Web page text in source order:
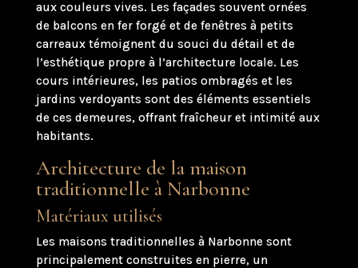
aux couleurs vives. Les façades souvent ornées
de balcons en fer forgé et de fenêtres à petits
carreaux témoignent du souci du détail et de
l’esthétique propre à l’architecture locale. Les
cours intérieures, les patios ombragés et les
jardins verdoyants sont des éléments essentiels
de ces demeures, offrant fraîcheur et intimité aux
habitants.
Architecture de la maison
traditionnelle à Narbonne
Matériaux utilisés
Les maisons traditionnelles à Narbonne sont
principalement construites en pierre, un